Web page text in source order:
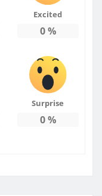
Excited
0%
Surprise
0%